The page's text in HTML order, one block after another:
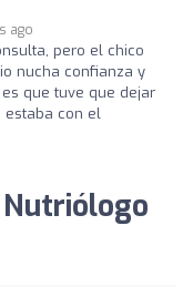
ago
pero el chico
nucha confianza y
que tuve que dejar
estaba con el